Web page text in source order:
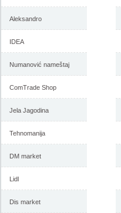
-istekla akcija-
Aleksandro
IDEA
Numanović nameštaj
ComTrade Shop
Jela Jagodina
Tehnomanija
DM market
Lidl
Dis market